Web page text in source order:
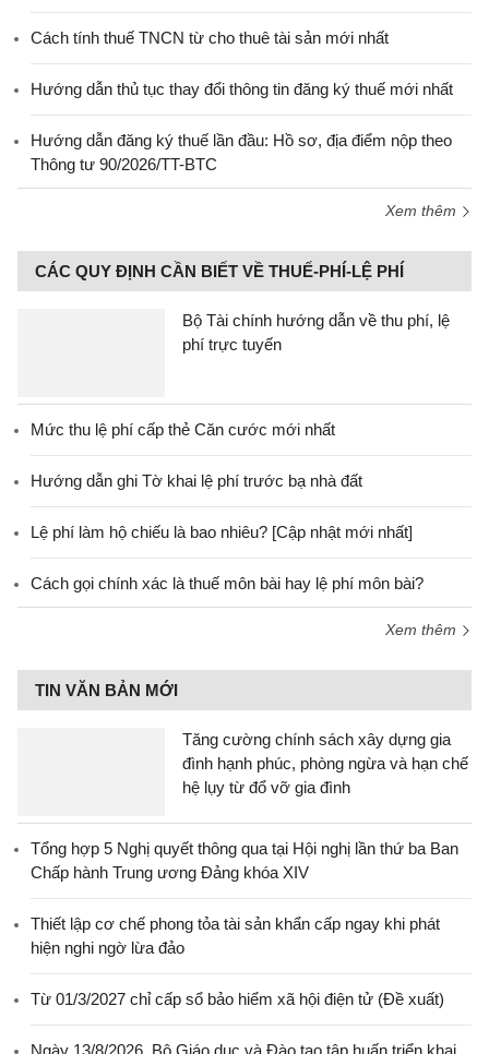
Cách tính thuế TNCN từ cho thuê tài sản mới nhất
Hướng dẫn thủ tục thay đổi thông tin đăng ký thuế mới nhất
Hướng dẫn đăng ký thuế lần đầu: Hồ sơ, địa điểm nộp theo
Thông tư 90/2026/TT-BTC
Xem thêm
CÁC QUY ĐỊNH CẦN BIẾT VỀ THUẾ-PHÍ-LỆ PHÍ
Bộ Tài chính hướng dẫn về thu phí, lệ
phí trực tuyến
Mức thu lệ phí cấp thẻ Căn cước mới nhất
Hướng dẫn ghi Tờ khai lệ phí trước bạ nhà đất
Lệ phí làm hộ chiếu là bao nhiêu? [Cập nhật mới nhất]
Cách gọi chính xác là thuế môn bài hay lệ phí môn bài?
Xem thêm
TIN VĂN BẢN MỚI
Tăng cường chính sách xây dựng gia
đình hạnh phúc, phòng ngừa và hạn chế
hệ lụy từ đổ vỡ gia đình
Tổng hợp 5 Nghị quyết thông qua tại Hội nghị lần thứ ba Ban
Chấp hành Trung ương Đảng khóa XIV
Thiết lập cơ chế phong tỏa tài sản khẩn cấp ngay khi phát
hiện nghi ngờ lừa đảo
Từ 01/3/2027 chỉ cấp sổ bảo hiểm xã hội điện tử (Đề xuất)
Ngày 13/8/2026, Bộ Giáo dục và Đào tạo tập huấn triển khai